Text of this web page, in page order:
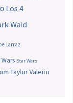
Los 4
Waid
Larraz
Star Wars
TaylorValerio